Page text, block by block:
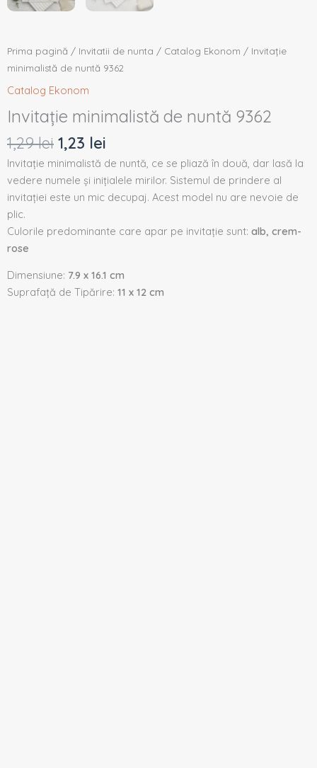
Prima pagină / Invitatii de nunta / Catalog Ekonom / Invitație
minimalistă de nuntă 9362
Catalog Ekonom
Invitație minimalistă de nuntă 9362
1,29lei 1,23 lei
Invitație minimalistă de nuntă, ce se pliază în două, dar lasă la
vedere numele și inițialele mirilor. Sistemul de prindere al
invitației este un mic decupaj. Acest model nu are nevoie de
plic.
Culorile predominante care apar pe invitație sunt: alb, crem-
rose
Dimensiune: 7.9 x 16.1 cm
Suprafață de Tipărire: 11 x 12 cm